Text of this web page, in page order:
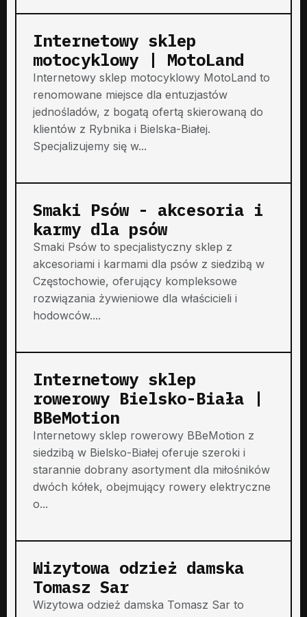
Internetowy sklep
motocyklowy | MotoLand
Internetowy sklep motocyklowy MotoLand to
renomowane miejsce dla entuzjastów
jednośladów, z bogatą ofertą skierowaną do
klientów z Rybnika i Bielska-Białej.
Specjalizujemy się w...
Smaki Psów - akcesoria i
karmy dla psów
Smaki Psów to specjalistyczny sklep z
akcesoriami i karmami dla psów z siedzibą w
Częstochowie, oferujący kompleksowe
rozwiązania żywieniowe dla właścicieli i
hodowców....
Internetowy sklep
rowerowy Bielsko-Biała |
BBeMotion
Internetowy sklep rowerowy BBeMotion z
siedzibą w Bielsko-Białej oferuje szeroki i
starannie dobrany asortyment dla miłośników
dwóch kółek, obejmujący rowery elektryczne
o...
Wizytowa odzież damska
Tomasz Sar
Wizytowa odzież damska Tomasz Sar to